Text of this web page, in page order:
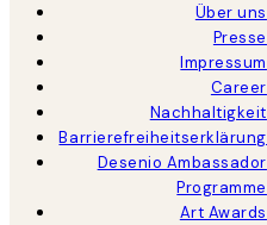
Über uns
Presse
Impressum
Career
Nachhaltigkeit
Barrierefreiheitserklärung
Desenio Ambassador
Programme
Art Awards